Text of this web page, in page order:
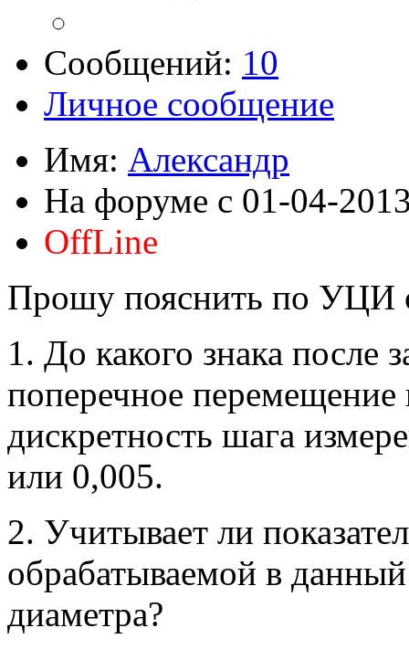
Сообщений: 10
Личное сообщение
Имя: Александр
На форуме с 01-04-
OffLine
Прошу пояснить по УЦИ
1. До какого знака после
поперечное перемещение
дискретность шага
или 0,005.
2. Учитывает ли
обрабатываемой в
диаметра?